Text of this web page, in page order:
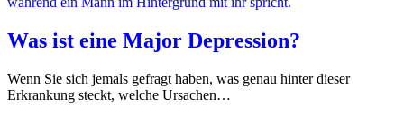
Was ist eine Major Depression?
Wenn Sie sich jemals gefragt haben, was genau hinter dieser
Erkrankung steckt, welche Ursachen…